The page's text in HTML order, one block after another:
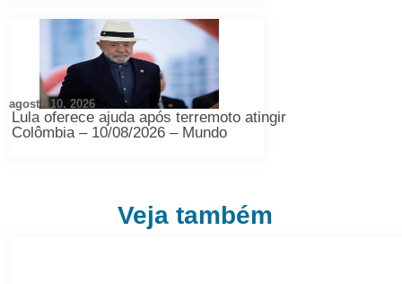
Lula oferece ajuda após terremoto atingir
Colômbia – 10/08/2026 – Mundo
agosto 10, 2026
Veja também